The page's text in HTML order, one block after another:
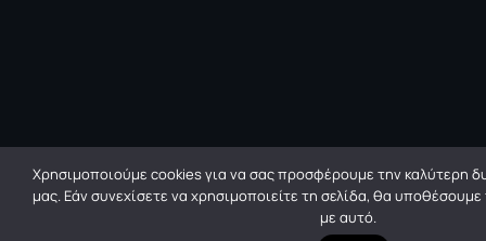
Χρησιμοποιούμε cookies για να σας προσφέρουμε την καλύτερη
μας. Εάν συνεχίσετε να χρησιμοποιείτε τη σελίδα, θα
με αυτό.